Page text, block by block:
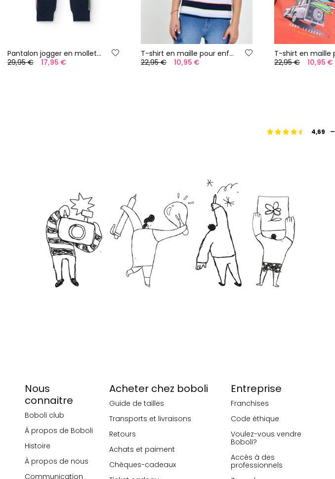
Pantalon jogger en molleton pour garçon en bleu marine
29,95 €
17,95 €
T-shirt en maille pour enfant avec motif à rayures bleu, vert et rouge.
22,95 €
10,95 €
22,95 €
10,95 €
4,69 -
Nous
connaitre
Boboli club
À propos de Boboli
Histoire
À propos de nous
Communication
Acheter chez boboli
Guide de tailles
Transports et livraisons
Retours
Achats et paiment
Chèques-cadeaux
Entreprise
Franchises
Code éthique
Voulez-vous vendre
Boboli?
Accès à des
professionnels